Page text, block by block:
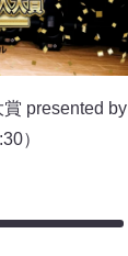
presented by
）